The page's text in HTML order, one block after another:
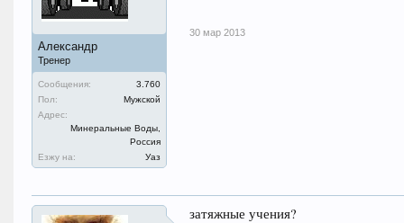
Александр
Тренер
Сообщения:
3.760
Пол:
Мужской
Адрес:
Минеральные Воды,
Россия
Езжу на:
Уаз
30 мар 2013
затяжные учения?